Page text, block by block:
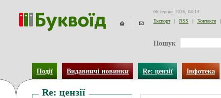
06 серпня 2026, 08:13
Експорт
| RSS | Контакти |
Пошук
Події Видавничі новинки Re: цензії Інфотека
Re: цензії